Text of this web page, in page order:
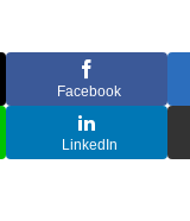
Facebook
LinkedIn